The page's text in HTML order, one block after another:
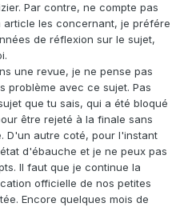
Par contre, ne compte pas
les concernant, je préfére
de réflexion sur le sujet,
une revue, je ne pense pas
problème avec ce sujet. Pas
que tu sais, qui a été bloqué
être rejeté à la finale sans
D'un autre coté, pour l'instant
d'ébauche et je ne peux pas
Il faut que je continue la
officielle de nos petites
Encore quelques mois de